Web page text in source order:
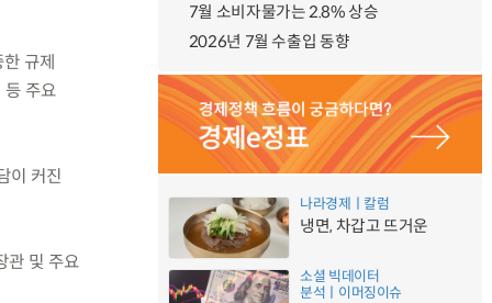
규제
등 주요
이 커진
관 및 주요
7월 소비자물가는 2.8% 상승
2026년 7월 수출입 동향
나라경제ㅣ칼럼
냉면, 차갑고 뜨거운
소셜 빅데이터
분석ㅣ이머징이슈